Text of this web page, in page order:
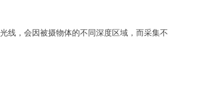
线，会因被摄物体的不同深度区域，而采集不